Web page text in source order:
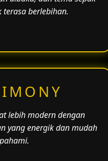
terasa berlebihan.
lebih modern dengan
yang energik dan mudah